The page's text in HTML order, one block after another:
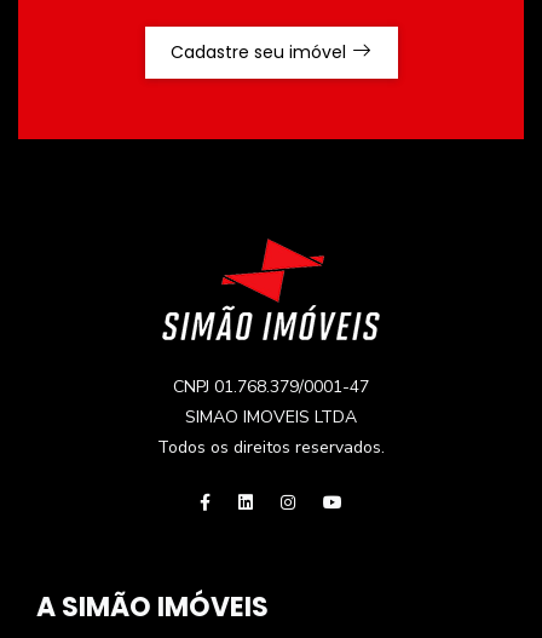
Cadastre seu imóvel
CNPJ 01.768.379/0001-47
SIMAO IMOVEIS LTDA
Todos os direitos reservados.
A SIMÃO IMÓVEIS